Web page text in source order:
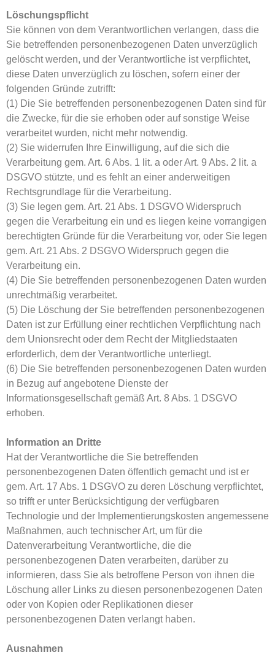
Löschungspflicht
Sie können von dem Verantwortlichen verlangen, dass die
Sie betreffenden personenbezogenen Daten unverzüglich
gelöscht werden, und der Verantwortliche ist verpflichtet,
diese Daten unverzüglich zu löschen, sofern einer der
folgenden Gründe zutrifft:
(1) Die Sie betreffenden personenbezogenen Daten sind für
die Zwecke, für die sie erhoben oder auf sonstige Weise
verarbeitet wurden, nicht mehr notwendig.
(2) Sie widerrufen Ihre Einwilligung, auf die sich die
Verarbeitung gem. Art. 6 Abs. 1 lit. a oder Art. 9 Abs. 2 lit. a
DSGVO stützte, und es fehlt an einer anderweitigen
Rechtsgrundlage für die Verarbeitung.
(3) Sie legen gem. Art. 21 Abs. 1 DSGVO Widerspruch
gegen die Verarbeitung ein und es liegen keine vorrangigen
berechtigten Gründe für die Verarbeitung vor, oder Sie legen
gem. Art. 21 Abs. 2 DSGVO Widerspruch gegen die
Verarbeitung ein.
(4) Die Sie betreffenden personenbezogenen Daten wurden
unrechtmäßig verarbeitet.
(5) Die Löschung der Sie betreffenden personenbezogenen
Daten ist zur Erfüllung einer rechtlichen Verpflichtung nach
dem Unionsrecht oder dem Recht der Mitgliedstaaten
erforderlich, dem der Verantwortliche unterliegt.
(6) Die Sie betreffenden personenbezogenen Daten wurden
in Bezug auf angebotene Dienste der
Informationsgesellschaft gemäß Art. 8 Abs. 1 DSGVO
erhoben.
Information an Dritte
Hat der Verantwortliche die Sie betreffenden
personenbezogenen Daten öffentlich gemacht und ist er
gem. Art. 17 Abs. 1 DSGVO zu deren Löschung verpflichtet,
so trifft er unter Berücksichtigung der verfügbaren
Technologie und der Implementierungskosten angemessene
Maßnahmen, auch technischer Art, um für die
Datenverarbeitung Verantwortliche, die die
personenbezogenen Daten verarbeiten, darüber zu
informieren, dass Sie als betroffene Person von ihnen die
Löschung aller Links zu diesen personenbezogenen Daten
oder von Kopien oder Replikationen dieser
personenbezogenen Daten verlangt haben.
Ausnahmen